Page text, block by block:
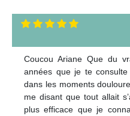
Coucou Ariane Que du
années que je te
dans les moments
me disant que tout allait
plus efficace que je